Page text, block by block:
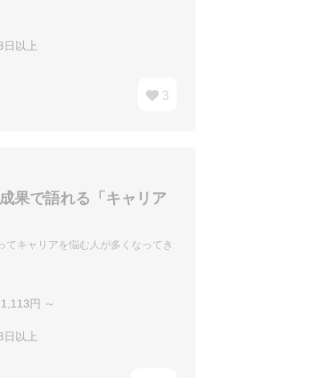
日以上
3
果で語れる「キャリア
キャリアを悩む人が多くなってき
円 ～
日以上